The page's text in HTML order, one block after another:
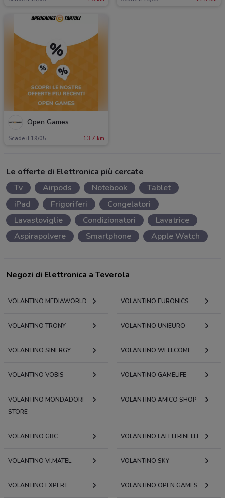
Open Games
Scade il 19/05 13.7 km
Le offerte di Elettronica più cercate
Tv
Airpods Notebook
Tablet
iPad
Frigoriferi
Congelatori
Lavastoviglie
Condizionatori
Lavatrice
Aspirapolvere
Smartphone Apple Watch
Negozi di Elettronica a Teverola
VOLANTINO MEDIAWORLD VOLANTINO EURONICS
VOLANTINO TRONY VOLANTINO UNIEURO
VOLANTINO SINERGY VOLANTINO WELLCOME
VOLANTINO VOBIS VOLANTINO GAMELIFE
VOLANTINO MONDADORI
STORE
VOLANTINO AMICO SHOP
VOLANTINO GBC VOLANTINO LAFELTRINELLI
VOLANTINO VI.MATEL VOLANTINO SKY
VOLANTINO EXPERT VOLANTINO OPEN GAMES